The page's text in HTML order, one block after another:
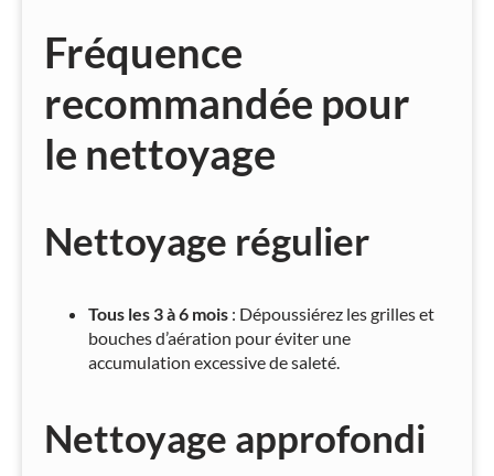
Fréquence
recommandée pour
le nettoyage
Nettoyage régulier
Tous les 3 à 6 mois : Dépoussiérez les grilles et
bouches d’aération pour éviter une
accumulation excessive de saleté.
Nettoyage approfondi